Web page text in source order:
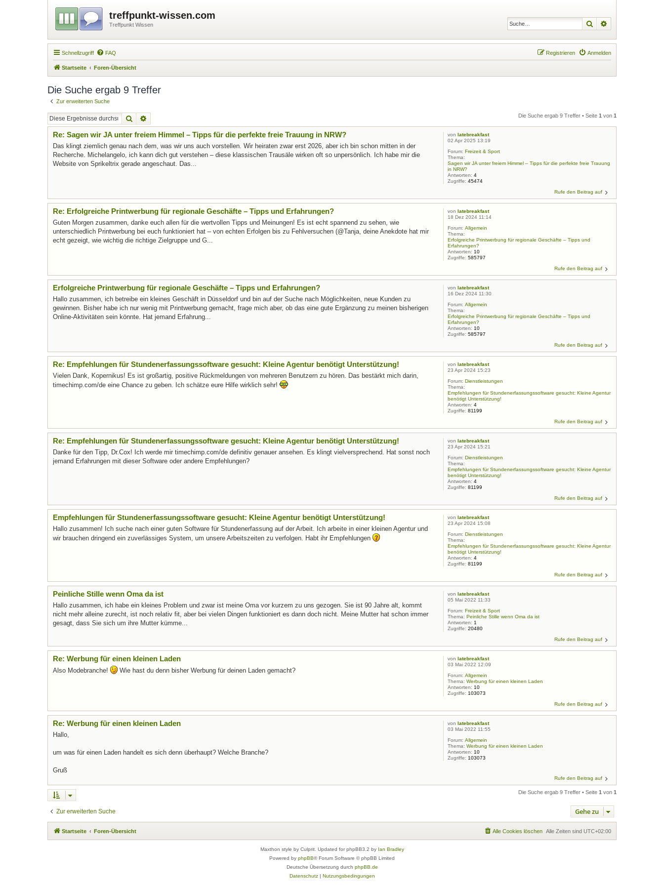
treffpunkt-wissen.com
Treffpunkt Wissen Suche
Schnellzugriff FAQ Anmelden
Registrieren
Startseite Foren-Übersicht
Die Suche ergab 9 Treffer
Zur erweiterten Suche
Suche Die Suche ergab 9 Treffer • Seite 1 von 1
von latebreakfast
02 Apr 2025 13:19
Forum: Freizeit & Sport
Thema:
Sagen wir JA unter freiem Himmel – Tipps für die perfekte freie Trauung
in NRW?
Antworten: 4
Zugriffe: 45474
Re: Sagen wir JA unter freiem Himmel – Tipps für die perfekte freie Trauung in NRW?
Das klingt ziemlich genau nach dem, was wir uns auch vorstellen. Wir heiraten zwar erst 2026, aber ich bin schon mitten in der
Recherche. Michelangelo, ich kann dich gut verstehen – diese klassischen Trausäle wirken oft so unpersönlich. Ich habe mir die
Website von Sprikeltrix gerade angeschaut. Das...
Rufe den Beitrag auf
von latebreakfast
18 Dez 2024 11:14
Forum: Allgemein
Thema:
Erfolgreiche Printwerbung für regionale Geschäfte – Tipps und
Erfahrungen?
Antworten: 10
Zugriffe: 585797
Re: Erfolgreiche Printwerbung für regionale Geschäfte – Tipps und Erfahrungen?
Guten Morgen zusammen, danke euch allen für die wertvollen Tipps und Meinungen! Es ist echt spannend zu sehen, wie
unterschiedlich Printwerbung bei euch funktioniert hat – von echten Erfolgen bis zu Fehlversuchen (@Tanja, deine Anekdote hat mir
echt gezeigt, wie wichtig die richtige Zielgruppe und G...
Rufe den Beitrag auf
von latebreakfast
16 Dez 2024 11:30
Forum: Allgemein
Thema:
Erfolgreiche Printwerbung für regionale Geschäfte – Tipps und
Erfahrungen?
Antworten: 10
Zugriffe: 585797
Erfolgreiche Printwerbung für regionale Geschäfte – Tipps und Erfahrungen?
Hallo zusammen, ich betreibe ein kleines Geschäft in Düsseldorf und bin auf der Suche nach Möglichkeiten, neue Kunden zu
gewinnen. Bisher habe ich nur wenig mit Printwerbung gemacht, frage mich aber, ob das eine gute Ergänzung zu meinen bisherigen
Online-Aktivitäten sein könnte. Hat jemand Erfahrung...
Rufe den Beitrag auf
von latebreakfast
23 Apr 2024 15:23
Forum: Dienstleistungen
Thema:
Empfehlungen für Stundenerfassungssoftware gesucht: Kleine Agentur
benötigt Unterstützung!
Antworten: 4
Zugriffe: 81199
Re: Empfehlungen für Stundenerfassungssoftware gesucht: Kleine Agentur benötigt Unterstützung!
Vielen Dank, Kopernikus! Es ist großartig, positive Rückmeldungen von mehreren Benutzern zu hören. Das bestärkt mich darin,
timechimp.com/de eine Chance zu geben. Ich schätze eure Hilfe wirklich sehr!
Rufe den Beitrag auf
von latebreakfast
23 Apr 2024 15:21
Forum: Dienstleistungen
Thema:
Empfehlungen für Stundenerfassungssoftware gesucht: Kleine Agentur
benötigt Unterstützung!
Antworten: 4
Zugriffe: 81199
Re: Empfehlungen für Stundenerfassungssoftware gesucht: Kleine Agentur benötigt Unterstützung!
Danke für den Tipp, Dr.Cox! Ich werde mir timechimp.com/de definitiv genauer ansehen. Es klingt vielversprechend. Hat sonst noch
jemand Erfahrungen mit dieser Software oder andere Empfehlungen?
Rufe den Beitrag auf
von latebreakfast
23 Apr 2024 15:08
Forum: Dienstleistungen
Thema:
Empfehlungen für Stundenerfassungssoftware gesucht: Kleine Agentur
benötigt Unterstützung!
Antworten: 4
Zugriffe: 81199
Empfehlungen für Stundenerfassungssoftware gesucht: Kleine Agentur benötigt Unterstützung!
Hallo zusammen! Ich suche nach einer guten Software für Stundenerfassung auf der Arbeit. Ich arbeite in einer kleinen Agentur und
wir brauchen dringend ein zuverlässiges System, um unsere Arbeitszeiten zu verfolgen. Habt ihr Empfehlungen
Rufe den Beitrag auf
von latebreakfast
05 Mai 2022 11:33
Forum: Freizeit & Sport
Thema: Peinliche Stille wenn Oma da ist
Antworten: 1
Zugriffe: 20480
Peinliche Stille wenn Oma da ist
Hallo zusammen, ich habe ein kleines Problem und zwar ist meine Oma vor kurzem zu uns gezogen. Sie ist 90 Jahre alt, kommt
nicht mehr alleine zurecht, ist noch relativ fit, aber bei vielen Dingen funktioniert es dann doch nicht. Meine Mutter hat schon immer
gesagt, dass Sie sich um ihre Mutter kümme...
Rufe den Beitrag auf
von latebreakfast
03 Mai 2022 12:09
Forum: Allgemein
Thema: Werbung für einen kleinen Laden
Antworten: 10
Zugriffe: 103073
Re: Werbung für einen kleinen Laden
Also Modebranche! Wie hast du denn bisher Werbung für deinen Laden gemacht?
Rufe den Beitrag auf
von latebreakfast
03 Mai 2022 11:55
Forum: Allgemein
Thema: Werbung für einen kleinen Laden
Antworten: 10
Zugriffe: 103073
Re: Werbung für einen kleinen Laden
Hallo,
um was für einen Laden handelt es sich denn überhaupt? Welche Branche?
Gruß
Rufe den Beitrag auf
Die Suche ergab 9 Treffer • Seite 1 von 1
Zur erweiterten Suche Gehe zu
Startseite Foren-Übersicht Alle Zeiten sind UTC+02:00
Alle Cookies löschen
Maxthon style by Culprit. Updated for phpBB3.2 by Ian Bradley
Powered by phpBB® Forum Software © phpBB Limited
Deutsche Übersetzung durch phpBB.de
Datenschutz| Nutzungsbedingungen